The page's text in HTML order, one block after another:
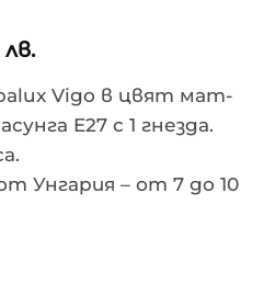
лв.
Vigo в цвят мат-
E27 с 1 гнезда.
Унгария – от 7 до 10
ПЕНДЕЛ RABALUX VIGO 8687